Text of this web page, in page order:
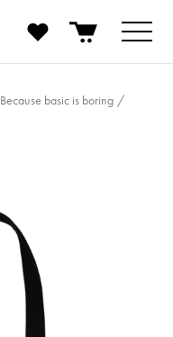
Because basic is boring